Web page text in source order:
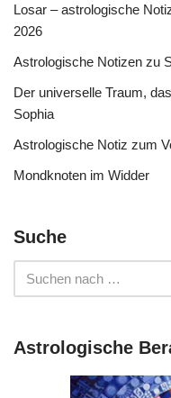
Losar – astrologische
2026
Astrologische Notizen zu
Der universelle Traum,
Sophia
Astrologische Notiz zum
Mondknoten im Widder
Suche
Astrologische